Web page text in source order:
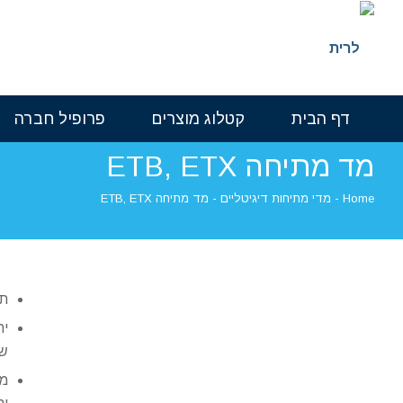
דף הבית קטלוג מוצרים פרופיל חברה
מד מתיחה ETB, ETX
Home
- מדי מתיחות דיגיטליים - מד מתיחה ETB, ETX